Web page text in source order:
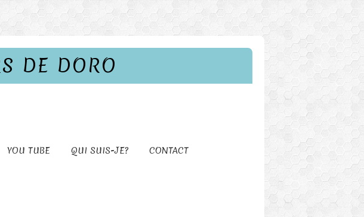
DE DORO
YOU TUBE QUI SUIS-JE? CONTACT